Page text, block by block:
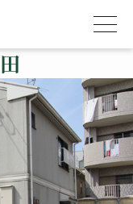
ール徳田